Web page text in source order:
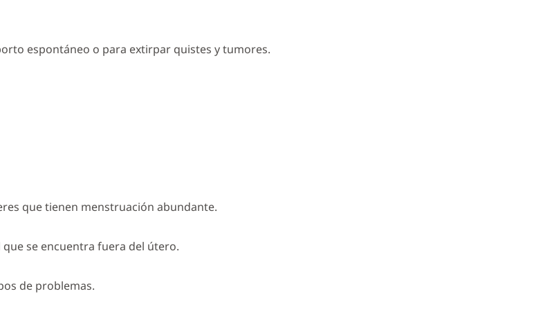
espontáneo o para extirpar quistes y tumores.
que tienen menstruación abundante.
se encuentra fuera del útero.
de problemas.